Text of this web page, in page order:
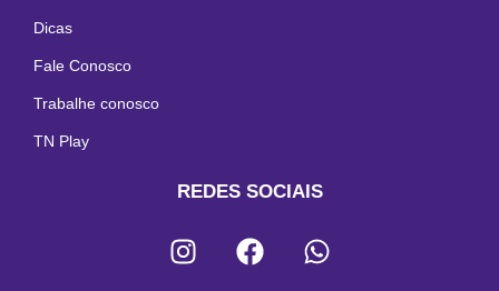
Dicas
Fale Conosco
Trabalhe conosco
TN Play
REDES SOCIAIS